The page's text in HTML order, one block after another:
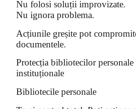
Nu folosi soluții improvizate.
Nu ignora problema.
Acțiunile greșite pot
documentele.
Protecția bibliotecilor personale
instituționale
Bibliotecile personale